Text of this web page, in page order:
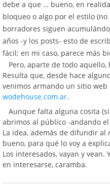
debe a que … bueno, en
bloqueo o algo por el estilo
borradores siguen
años -y los posts- esto de
fácil; en mi caso, parece más
Pero, aparte de todo
Resulta que, desde hace
venimos armando un sitio web
wodehouse.com.ar.
Aunque falta alguna cosita
abrimos al público -andando
La idea, además de difundir al
bueno, para qué lo voy a
Los interesados, vayan y
en interesarse, caramba.